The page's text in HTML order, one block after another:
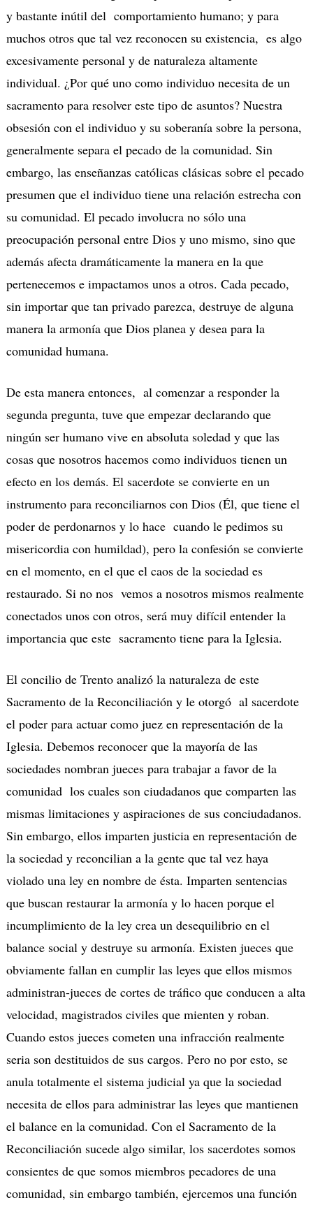
y bastante inútil del comportamiento humano; y para
muchos otros que tal vez reconocen su existencia, es algo
excesivamente personal y de naturaleza altamente
individual. ¿Por qué uno como individuo necesita de un
sacramento para resolver este tipo de asuntos? Nuestra
obsesión con el individuo y su soberanía sobre la persona,
generalmente separa el pecado de la comunidad. Sin
embargo, las enseñanzas católicas clásicas sobre el pecado
presumen que el individuo tiene una relación estrecha con
su comunidad. El pecado involucra no sólo una
preocupación personal entre Dios y uno mismo, sino que
además afecta dramáticamente la manera en la que
pertenecemos e impactamos unos a otros. Cada pecado,
sin importar que tan privado parezca, destruye de alguna
manera la armonía que Dios planea y desea para la
comunidad humana.
De esta manera entonces, al comenzar a responder la
segunda pregunta, tuve que empezar declarando que
ningún ser humano vive en absoluta soledad y que las
cosas que nosotros hacemos como individuos tienen un
efecto en los demás. El sacerdote se convierte en un
instrumento para reconciliarnos con Dios (Él, que tiene el
poder de perdonarnos y lo hace cuando le pedimos su
misericordia con humildad), pero la confesión se convierte
en el momento, en el que el caos de la sociedad es
restaurado. Si no nos vemos a nosotros mismos realmente
conectados unos con otros, será muy difícil entender la
importancia que este sacramento tiene para la Iglesia.
El concilio de Trento analizó la naturaleza de este
Sacramento de la Reconciliación y le otorgó al sacerdote
el poder para actuar como juez en representación de la
Iglesia. Debemos reconocer que la mayoría de las
sociedades nombran jueces para trabajar a favor de la
comunidad los cuales son ciudadanos que comparten las
mismas limitaciones y aspiraciones de sus conciudadanos.
Sin embargo, ellos imparten justicia en representación de
la sociedad y reconcilian a la gente que tal vez haya
violado una ley en nombre de ésta. Imparten sentencias
que buscan restaurar la armonía y lo hacen porque el
incumplimiento de la ley crea un desequilibrio en el
balance social y destruye su armonía. Existen jueces que
obviamente fallan en cumplir las leyes que ellos mismos
administran-jueces de cortes de tráfico que conducen a alta
velocidad, magistrados civiles que mienten y roban.
Cuando estos jueces cometen una infracción realmente
seria son destituidos de sus cargos. Pero no por esto, se
anula totalmente el sistema judicial ya que la sociedad
necesita de ellos para administrar las leyes que mantienen
el balance en la comunidad. Con el Sacramento de la
Reconciliación sucede algo similar, los sacerdotes somos
consientes de que somos miembros pecadores de una
comunidad, sin embargo también, ejercemos una función